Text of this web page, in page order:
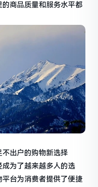
商品质量和服务水平都
出户的购物新选择
为了越来越多人的选
台为消费者提供了便捷